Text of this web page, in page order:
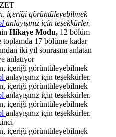
içeriği görüntüleyebilmek
anlayışınız için teşekkürler.
Hikaye Modu, 12 bölüm
17 bölüme kadar
iki yıl sonrasını anlatan
anlatıyor
içeriği görüntüleyebilmek
anlayışınız için teşekkürler.
içeriği görüntüleyebilmek
anlayışınız için teşekkürler.
içeriği görüntüleyebilmek
anlayışınız için teşekkürler.
içeriği görüntüleyebilmek